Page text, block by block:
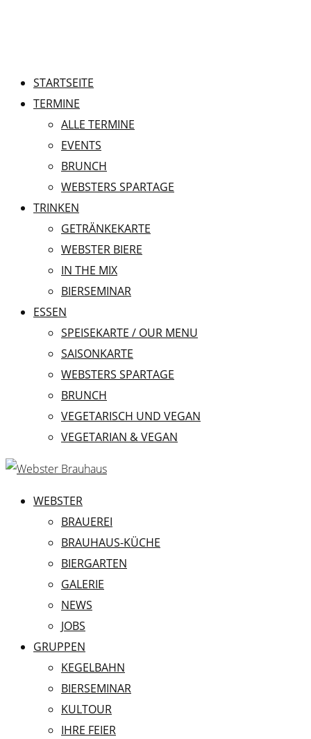
STARTSEITE
TERMINE
ALLE TERMINE
EVENTS
BRUNCH
WEBSTERS SPARTAGE
TRINKEN
GETRÄNKEKARTE
WEBSTER BIERE
IN THE MIX
BIERSEMINAR
ESSEN
SPEISEKARTE / OUR MENU
SAISONKARTE
WEBSTERS SPARTAGE
BRUNCH
VEGETARISCH UND VEGAN
VEGETARIAN & VEGAN
WEBSTER
BRAUEREI
BRAUHAUS-KÜCHE
BIERGARTEN
GALERIE
NEWS
JOBS
GRUPPEN
KEGELBAHN
BIERSEMINAR
KULTOUR
IHRE FEIER